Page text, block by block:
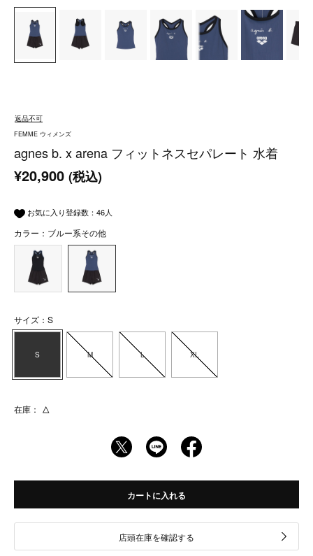
返品不可
FEMME ウィメンズ
agnes b. x arena フィットネスセパレート 水着
¥20,900 (税込)
お気に入り登録数： 46人
カラー：ブルー系その他
サイズ：S
S M L XL
在庫： △
カートに入れる
店頭在庫を確認する